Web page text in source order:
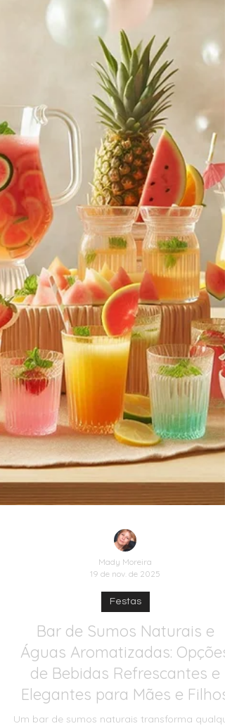
de como criar momentos que nutrem e não
esgotam. O objetivo é ajudar pais, mães e
cuidadores a viver esta época com mais
tranquilidade e intenção, sem cair no mito do
“Natal perfeito”. Este não é um guia para
comprar presentes. É um guia para criar
memórias
Mady Moreira
19 de nov. de 2025
Bar de Sumos Naturais e